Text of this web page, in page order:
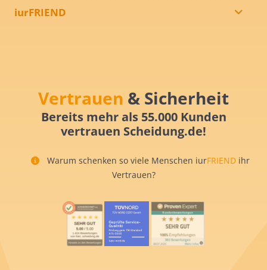
iurFRIEND
Vertrauen & Sicherheit
Bereits mehr als 55.000 Kunden
vertrauen Scheidung.de!
Warum schenken so viele Menschen iurFRIEND ihr
Vertrauen?